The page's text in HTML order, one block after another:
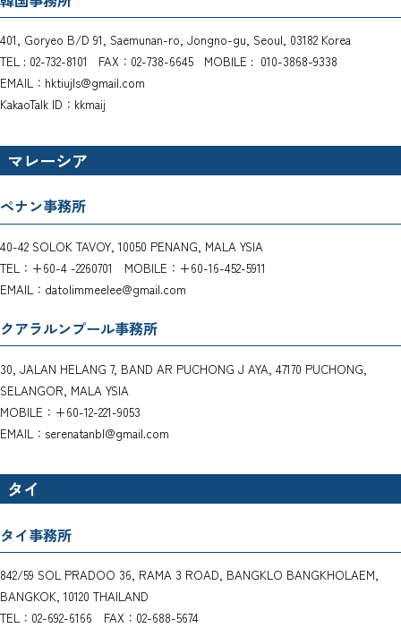
401, Goryeo B/D 91, Saemunan-ro, Jongno-gu, Seoul, 03182 Korea
TEL : 02-732-8101 FAX：02-738-6645 MOBILE : 010-3868-9338
EMAIL：hktiujls@gmail.com
KakaoTalk ID：kkmaij
マレーシア
ペナン事務所
40-42 SOLOK TAVOY, 10050 PENANG, MALA YSIA
TEL：+60-4 -2260701 MOBILE：+60-16-452-5911
EMAIL：datolimmeelee@gmail.com
クアラルンプール事務所
30, JALAN HELANG 7, BAND AR PUCHONG J AYA, 47170 PUCHONG,
SELANGOR, MALA YSIA
MOBILE：+60-12-221-9053
EMAIL：serenatanbl@gmail.com
タイ
タイ事務所
842/59 SOL PRADOO 36, RAMA 3 ROAD, BANGKLO BANGKHOLAEM,
BANGKOK, 10120 THAILAND
TEL：02-692-6166 FAX：02-688-5674